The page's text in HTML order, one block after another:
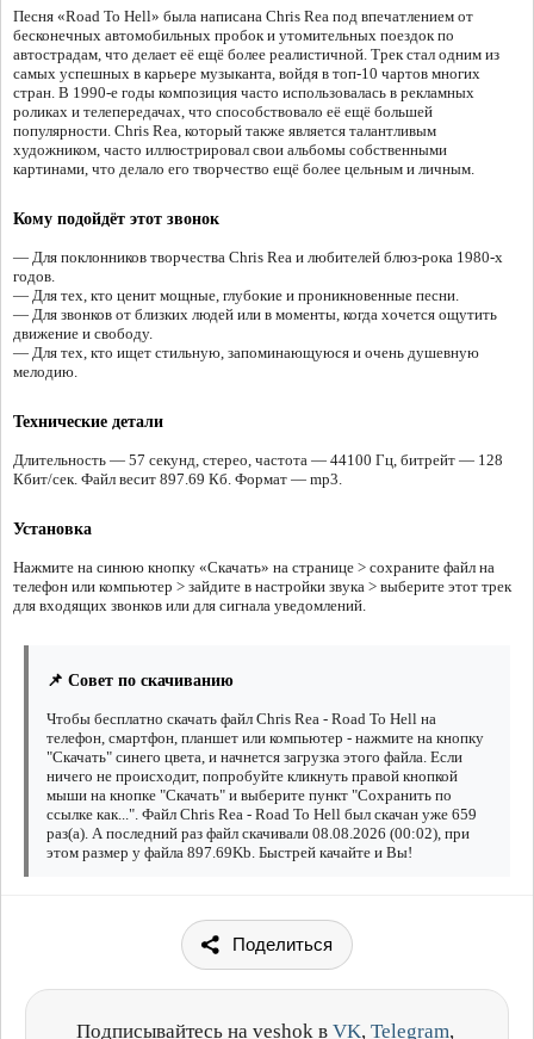
Песня «Road To Hell» была написана Chris Rea под впечатлением от
бесконечных автомобильных пробок и утомительных поездок по
автострадам, что делает её ещё более реалистичной. Трек стал одним из
самых успешных в карьере музыканта, войдя в топ-10 чартов многих
стран. В 1990-е годы композиция часто использовалась в рекламных
роликах и телепередачах, что способствовало её ещё большей
популярности. Chris Rea, который также является талантливым
художником, часто иллюстрировал свои альбомы собственными
картинами, что делало его творчество ещё более цельным и личным.
Кому подойдёт этот звонок
— Для поклонников творчества Chris Rea и любителей блюз-рока 1980-х
годов.
— Для тех, кто ценит мощные, глубокие и проникновенные песни.
— Для звонков от близких людей или в моменты, когда хочется ощутить
движение и свободу.
— Для тех, кто ищет стильную, запоминающуюся и очень душевную
мелодию.
Технические детали
Длительность — 57 секунд, стерео, частота — 44100 Гц, битрейт — 128
Кбит/сек. Файл весит 897.69 Кб. Формат — mp3.
Установка
Нажмите на синюю кнопку «Скачать» на странице > сохраните файл на
телефон или компьютер > зайдите в настройки звука > выберите этот трек
для входящих звонков или для сигнала уведомлений.
📌 Совет по скачиванию
Чтобы бесплатно скачать файл Chris Rea - Road To Hell на
телефон, смартфон, планшет или компьютер - нажмите на кнопку
"Скачать" синего цвета, и начнется загрузка этого файла. Если
ничего не происходит, попробуйте кликнуть правой кнопкой
мыши на кнопке "Скачать" и выберите пункт "Сохранить по
ссылке как...". Файл Chris Rea - Road To Hell был скачан уже 659
раз(а). А последний раз файл скачивали 08.08.2026 (00:02), при
этом размер у файла 897.69Kb. Быстрей качайте и Вы!
Поделиться
Подписывайтесь на veshok в VK, Telegram,